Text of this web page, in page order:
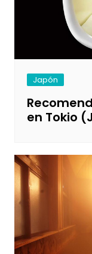
Japón
en Tokio